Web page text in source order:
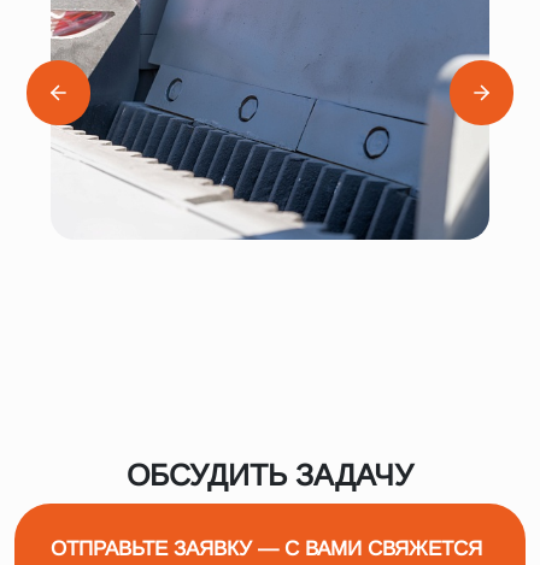
ОБСУДИТЬ ЗАДАЧУ
ОТПРАВЬТЕ ЗАЯВКУ — С ВАМИ СВЯЖЕТСЯ